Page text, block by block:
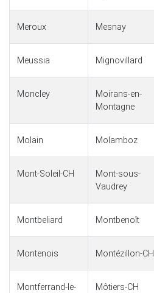
Meroux Mesnay
Meussia Mignovillard
Moncley
Moirans-en-
Montagne
Molain Molamboz
Mont-Soleil-CH
Mont-sous-
Vaudrey
Montbeliard Montbenoît
Montenois Montézillon-CH
Montferrand-le-
Môtiers-CH